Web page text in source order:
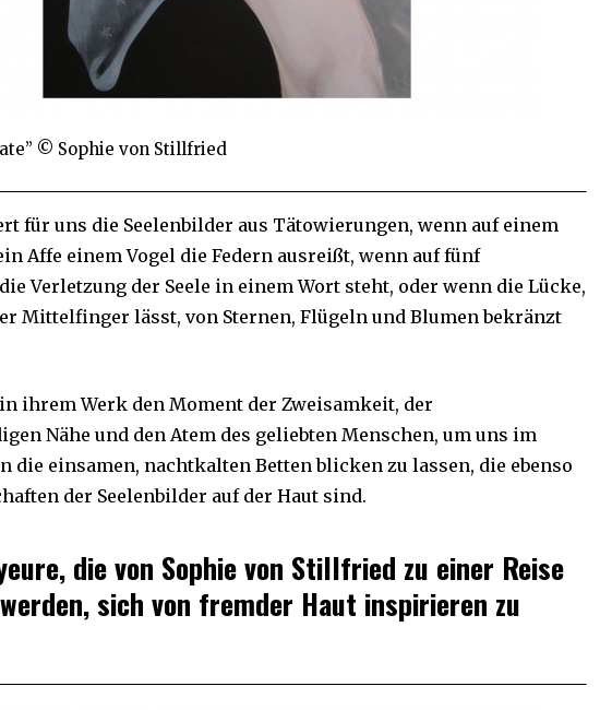
© Sophie von Stillfried
für uns die Seelenbilder aus Tätowierungen, wenn auf einem
Affe einem Vogel die Federn ausreißt, wenn auf fünf
Verletzung der Seele in einem Wort steht, oder wenn die Lücke,
Mittelfinger lässt, von Sternen, Flügeln und Blumen bekränzt
ihrem Werk den Moment der Zweisamkeit, der
Nähe und den Atem des geliebten Menschen, um uns im
die einsamen, nachtkalten Betten blicken zu lassen, die ebenso
der Seelenbilder auf der Haut sind.
die von Sophie von Stillfried zu einer Reise
sich von fremder Haut inspirieren zu